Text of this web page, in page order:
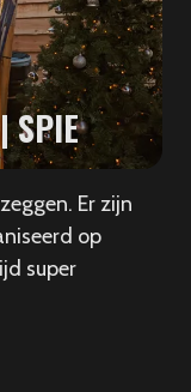
SPIE
Er zijn
op
super